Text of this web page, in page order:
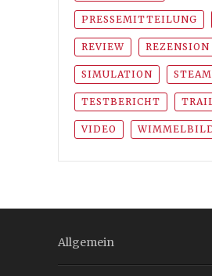
PRESSEMITTEILUNG
REVIEW REZENSION
SIMULATION STEAM
TESTBERICHT
VIDEO
Allgemein